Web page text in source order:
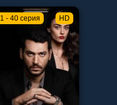
1 - 40 серия HD